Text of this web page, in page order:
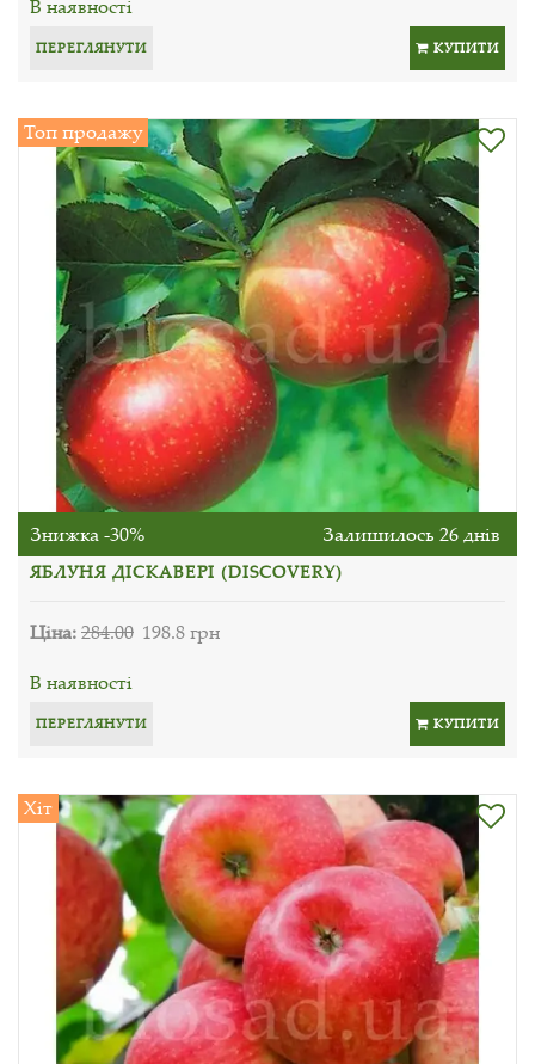
В наявності
ПЕРЕГЛЯНУТИ КУПИТИ
Топ продажу
Знижка -30% Залишилось 26 днів
ЯБЛУНЯ ДІСКАВЕРІ (DISCOVERY)
Ціна:284.00 198.8 грн
В наявності
ПЕРЕГЛЯНУТИ КУПИТИ
Хіт